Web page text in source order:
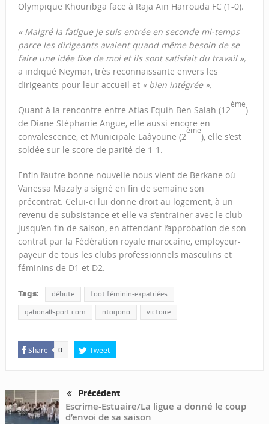
Olympique Khouribga face à Raja Ain Harrouda FC (1-0).
« Malgré la fatigue je suis entrée en seconde mi-temps
parce les dirigeants avaient quand même besoin de se
faire une idée fixe de moi et ils sont satisfait du travail »,
a indiqué Neymar, très reconnaissante envers les
dirigeants pour leur accueil et « bien intégrée ».
Quant à la rencontre entre Atlas Fquih Ben Salah (12
ème
)
de Diane Stéphanie Angue, elle aussi encore en
convalescence, et Municipale Laâyoune (2
ème
), elle s’est
soldée sur le score de parité de 1-1.
Enfin l’autre bonne nouvelle nous vient de Berkane où
Vanessa Mazaly a signé en fin de semaine son
précontrat. Celui-ci lui donne droit au logement, à un
revenu de subsistance et elle va s’entrainer avec le club
jusqu’en fin de saison, en attendant l’approbation de son
contrat par la Fédération royale marocaine, employeur-
payeur de tous les clubs professionnels masculins et
féminins de D1 et D2.
Tags: débute foot féminin-expatriées
gabonallsport.com ntogono victoire
Share 0 Tweet
Précédent
Escrime-Estuaire/La ligue a donné le coup
d’envoi de sa saison